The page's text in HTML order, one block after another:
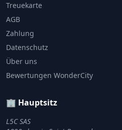
Treuekarte
AGB
Zahlung
Datenschutz
Über uns
Bewertungen WonderCity
🏢 Hauptsitz
L5C SAS